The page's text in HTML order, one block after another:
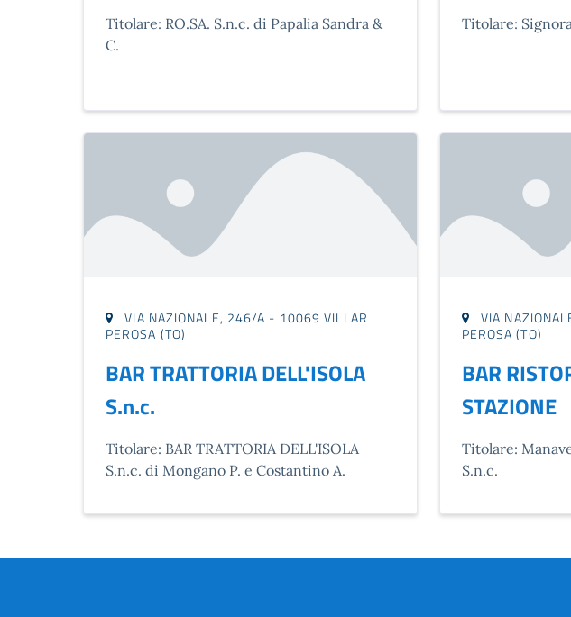
Titolare: RO.SA. S.n.c. di Papalia Sandra &
C.
Titolare:
VIA NAZIONALE, 246/A - 10069 VILLAR
PEROSA (TO)
BAR TRATTORIA DELL'ISOLA
S.n.c.
Titolare: BAR TRATTORIA DELL'ISOLA
S.n.c. di Mongano P. e Costantino A.
VIA
PEROSA (TO)
BAR
STAZIONE
Titolare:
S.n.c.